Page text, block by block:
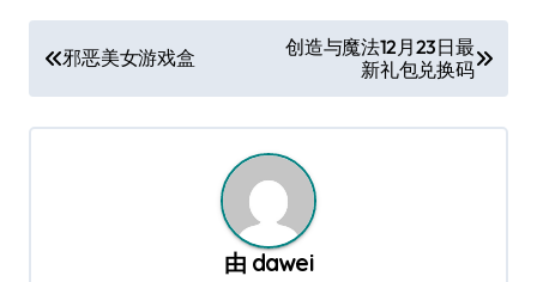
章
导
邪恶美女游戏盒
创造与魔法12月23日最
新礼包兑换码
由 dawei